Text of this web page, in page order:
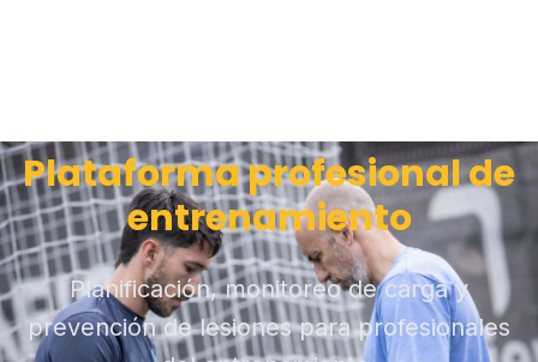
Plataforma profesional de
entrenamiento
Planificación, monitoreo de carga y
prevención de lesiones para profesionales